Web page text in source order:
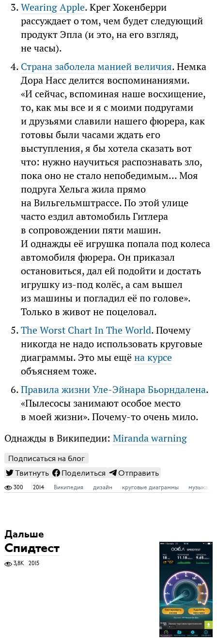
Wearing Apple. Крег Хокенберри
рассуждает о том, чем будет следующий
продукт Эпла (и это, на его взгляд,
не часы).
Страна заболела манией величия. Немка
Дора Насс делится воспоминаниями.
«И сейчас, вспоминая наше восхищение,
то, как мы все и я с моими подругами
и друзьями славили нашего фюрера, как
готовы были часами ждать его
выступления, я бы хотела сказать вот
что: нужно научиться распознавать зло,
пока оно не стало непобедимым... Моя
подруга Хельга жила прямо
на Вильгельмштрассе. По этой улице
часто ездил автомобиль Гитлера
в сопровождении пяти машин.
И однажды её игрушка попала под колеса
автомобиля фюрера. Он приказал
остановиться, дал ей подойти и достать
игрушку из-под колёс, а сам вышел
из машины и погладил её по голове».
Только в живот не поцеловал.
The Worst Chart In The World. Почему
никогда не надо использовать круговые
диаграммы. Это мы ещёна курсе
объясняем тоже.
Правила жизни Уле-Эйнара Бьорндалена.
«Пылесосы занимают особое место
в моей жизни». Почему-то очень мило.
Однажды в Википедии: Miranda warning
Подписаться на блог
Твитнуть
Поделиться Отправить
300 2014 Википедия дизайн круговые диаграммы музыка
Дальше
Спидтест
3,8K 2015